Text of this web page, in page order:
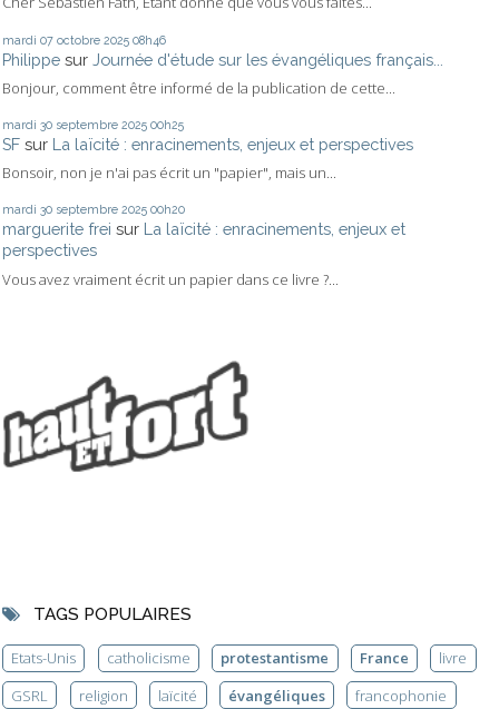
mardi 07 octobre 2025 08h46
Philippe sur Journée d'étude sur les évangéliques français...
Bonjour, comment être informé de la publication de cette...
mardi 30 septembre 2025 00h25
SF sur La laïcité : enracinements, enjeux et perspectives
Bonsoir, non je n'ai pas écrit un "papier", mais un...
mardi 30 septembre 2025 00h20
marguerite frei sur La laïcité : enracinements, enjeux et
perspectives
Vous avez vraiment écrit un papier dans ce livre ?...
TAGS POPULAIRES
Etats-Unis catholicisme protestantisme France
livre
GSRL
religion laïcité évangéliques francophonie